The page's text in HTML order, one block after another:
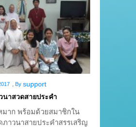
By support
าสวดสายประคำ
าก พร้อมด้วยสมาชิกใน
าวนาสายประคำสรรเสริญ